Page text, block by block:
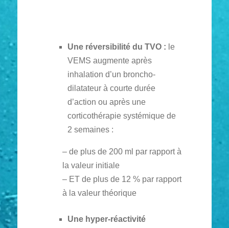
Une réversibilité du TVO : le
VEMS augmente après
inhalation d’un broncho-
dilatateur à courte durée
d’action ou après une
corticothérapie systémique de
2 semaines :
– de plus de 200 ml par rapport à
la valeur initiale
– ET de plus de 12 % par rapport
à la valeur théorique
Une hyper-réactivité